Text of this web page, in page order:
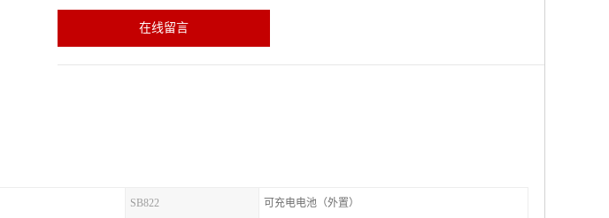
在线留言
SB822 可充电电池（外置）